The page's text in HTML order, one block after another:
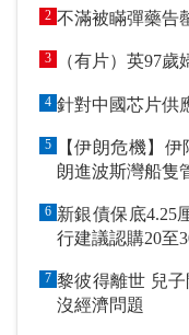
2 不滿被瞞彈藥
3 （有片）英97
4 針對中國芯片供
5
【伊朗危機】伊阿
朗進波斯灣船
6 新銀債保底4.25厘歷來第二
行建議認購20至
7 黎彼得離世 兒子開記招反
沒經濟問題